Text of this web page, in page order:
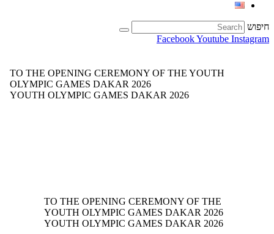
חיפוש
FacebookYoutube Instagram